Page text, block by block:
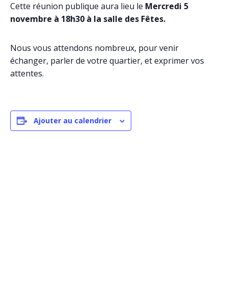
Cette réunion publique aura lieu le Mercredi 5
novembre à 18h30 à la salle des Fêtes.
Nous vous attendons nombreux, pour venir
échanger, parler de votre quartier, et exprimer vos
attentes.
Ajouter au calendrier